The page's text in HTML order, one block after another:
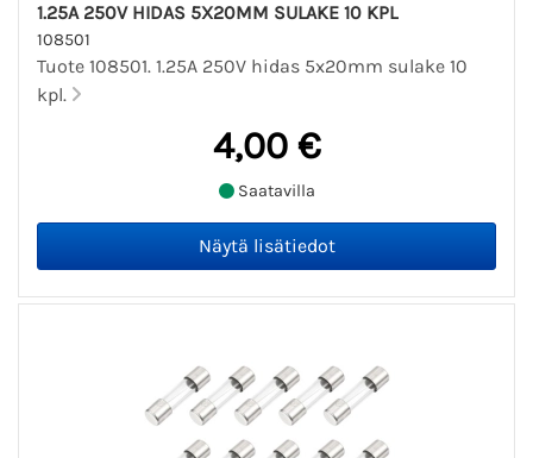
1.25A 250V HIDAS 5X20MM SULAKE 10 KPL
108501
Tuote 108501. 1.25A 250V hidas 5x20mm sulake 10
kpl.
4,00 €
Saatavilla